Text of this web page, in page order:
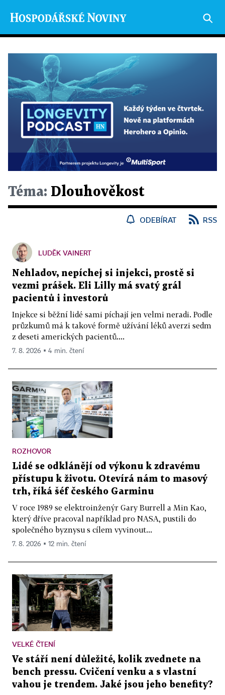
Téma: Dlouhověkost
ODEBÍRAT RSS
LUDĚK VAINERT
Nehladov, nepíchej si injekci, prostě si
vezmi prášek. Eli Lilly má svatý grál
pacientů i investorů
Injekce si běžní lidé sami píchají jen velmi neradi. Podle
průzkumů má k takové formě užívání léků averzi sedm
z deseti amerických pacientů....
7. 8. 2026 ▪ 4 min. čtení
ROZHOVOR
Lidé se odklánějí od výkonu k zdravému
přístupu k životu. Otevírá nám to masový
trh, říká šéf českého Garminu
V roce 1989 se elektroinženýr Gary Burrell a Min Kao,
který dříve pracoval například pro NASA, pustili do
společného byznysu s cílem vyvinout...
7. 8. 2026 ▪ 12 min. čtení
VELKÉ ČTENÍ
Ve stáří není důležité, kolik zvednete na
bench pressu. Cvičení venku a s vlastní
vahou je trendem. Jaké jsou jeho benefity?